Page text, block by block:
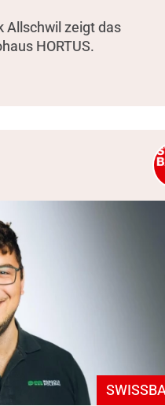
Allschwil zeigt das
HORTUS.